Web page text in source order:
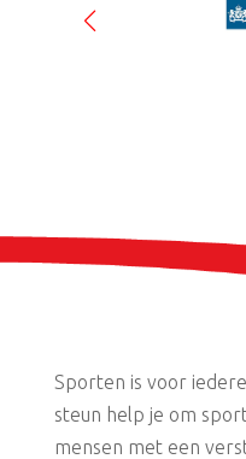
Sporten is voor
steun help je om
mensen met een